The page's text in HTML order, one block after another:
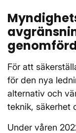
För att
för den nya
alternativ och
teknik, säkerhet
Under våren